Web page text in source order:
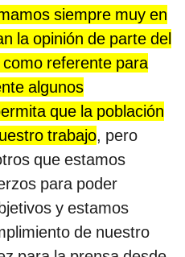
siempre muy en
la opinión de parte del
referente para
algunos
que la población
trabajo, pero
que estamos
para poder
y estamos
de nuestro